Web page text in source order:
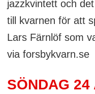
jazzkvintett och
till kvarnen för att
Lars Färnlöf som
via forsbykvarn.se
SÖNDAG 24